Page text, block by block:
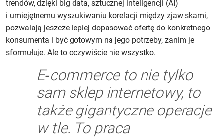
trendów, dzięki big data, sztucznej inteligencji (AI)
i umiejętnemu wyszukiwaniu korelacji między zjawiskami,
pozwalają jeszcze lepiej dopasować ofertę do konkretnego
konsumenta i być gotowym na jego potrzeby, zanim je
sformułuje. Ale to oczywiście nie wszystko.
E‑commerce to nie tylko
sam sklep internetowy, to
także gigantyczne operacje
w tle. To praca